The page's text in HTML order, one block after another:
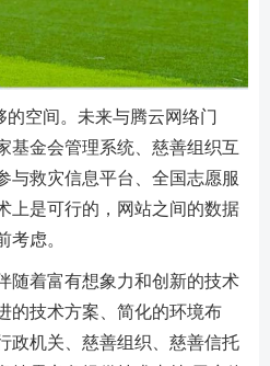
的空间。未来与腾云网络门
基金会管理系统、慈善组织互
与救灾信息平台、全国志愿服
上是可行的，网站之间的数据
考虑。
随着富有想象力和创新的技术
的技术方案、简化的环境布
政机关、慈善组织、慈善信托